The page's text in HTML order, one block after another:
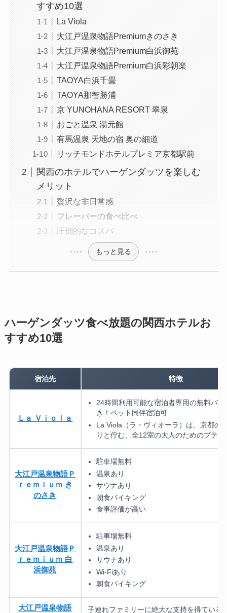
すすめ10選
La Viola
大江戸温泉物語Premiumきのさき
大江戸温泉物語Premium白浜御苑
大江戸温泉物語Premium白浜彩朝楽
TAOYA白浜千畳
TAOYA那智勝浦
京 YUNOHANA RESORT 翠泉
おごと温泉 湯元館
有馬温泉 天地の宿 奥の細道
リッチモンドホテルプレミア京都駅前
関西のホテルでハーゲンダッツを楽しむ
メリット
贅沢な非日常感
フレーバーの食べ比べ
圧倒的なコスパ
もっと見る
ハーゲンダッツ食べ放題の関西ホテルお
すすめ10選
宿泊先 特徴
Ｌａ Ｖｉｏｌａ
24時間利用可能な宿泊者専用の無料バー
き！ペット同伴宿泊可
La Viola（ラ・ヴィオーラ）は、京都の
りと佇む、全12室の大人のためのブテ
大江戸温泉物語Ｐ
ｒｅｍｉｕｍ き
のさき
駐車場無料
温泉あり
サウナあり
朝食バイキング
食事評価が高い
大江戸温泉物語Ｐ
ｒｅｍｉｕｍ 白
浜御苑
駐車場無料
温泉あり
サウナあり
Wi-Fiあり
朝食バイキング
大江戸温泉物語 子連れファミリーに絶大な支持を得ている